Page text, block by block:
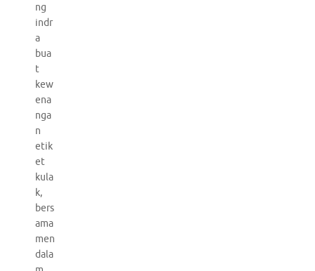
ng
indr
a
bua
t
kew
ena
nga
n
etik
et
kula
k,
bers
ama
men
dala